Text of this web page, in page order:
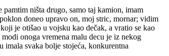
ništa drugo, samo taj kamion, imam
doneo upravo on, moj stric, mornar; vidim
je otišao u vojsku kao dečak, a vratio se kao
onoga vremena malu decu je iz nekog
svaka bolje stojeća, konkurentna